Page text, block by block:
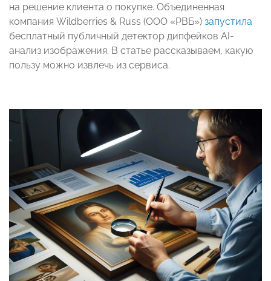
на решение клиента о покупке. Объединенная
компания Wildberries & Russ (ООО «РВБ») запустила
бесплатный публичный детектор дипфейков AI-
анализ изображения. В статье рассказываем, какую
пользу можно извлечь из сервиса.